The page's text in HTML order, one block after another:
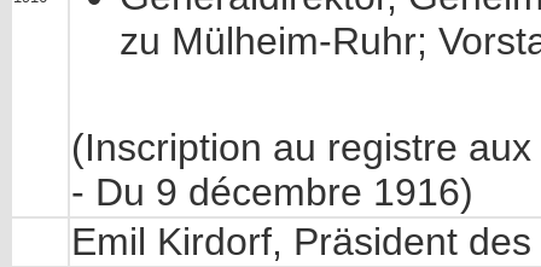
zu Mülheim-Ruhr;
(Inscription au registre
- Du 9 décembre 1916)
Emil Kirdorf, Präsident